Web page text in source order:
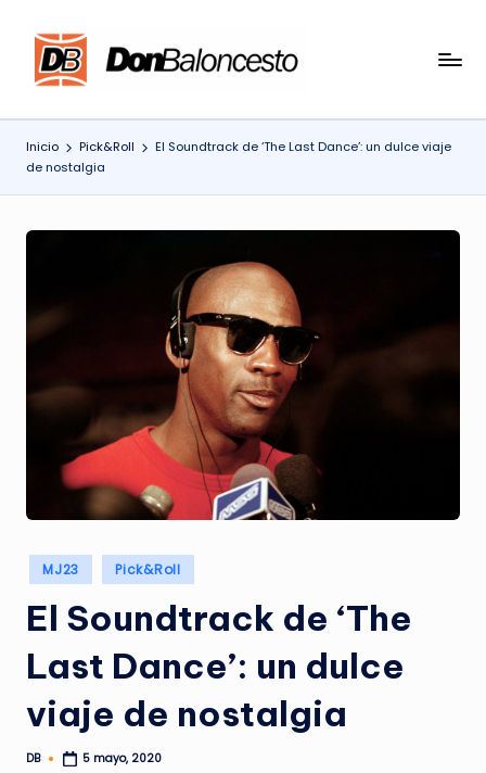
Saltar
Inicio Pick&Roll
El Soundtrack de ‘The Last Dance’: un dulce viaje
de nostalgia
Publicado
en
MJ23 Pick&Roll
El Soundtrack de ‘The
Last Dance’: un dulce
viaje de nostalgia
Publicado
DB 5 mayo, 2020